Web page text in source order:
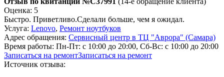
Оценка: 5
Быстро. Приветливо.Сделали больше, чем я ожидал.
Услуга: Lenovo, Ремонт ноутбуков
Адрес обращения: Сервисный центр в ТЦ "Аврора" (Самара)
Время работы: Пн-Пт: с 10:00 до 20:00, Сб-Вс: с 10:00 до 20:00
Записаться на ремонтЗаписаться на ремонт
Источник отзыва: